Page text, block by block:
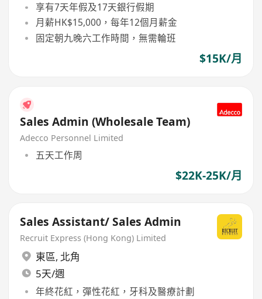
享有7天年假及17天銀行假期
月薪HK$15,000，每年12個月薪金
固定朝九晚六工作時間，無需輪班
$15K/月
Sales Admin (Wholesale Team)
Adecco Personnel Limited
五天工作周
$22K-25K/月
Sales Assistant/ Sales Admin
Recruit Express (Hong Kong) Limited
東區, 北角
5天/週
年終花紅，彈性花紅，牙科及醫療計劃